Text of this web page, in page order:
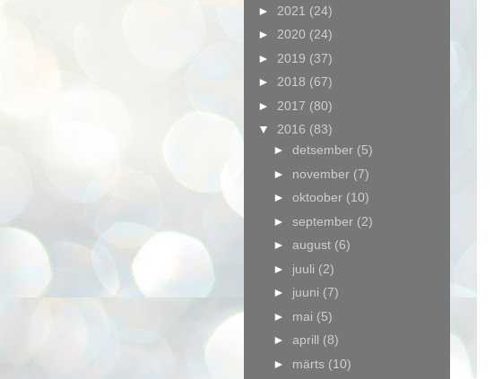
► 2021 (24)
► 2020 (24)
► 2019 (37)
► 2018 (67)
► 2017 (80)
▼ 2016 (83)
► detsember (5)
► november (7)
► oktoober (10)
► september (2)
► august (6)
► juuli (2)
► juuni (7)
► mai (5)
► aprill (8)
► märts (10)